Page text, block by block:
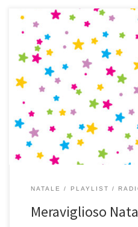
In tanti anni di playlist natalizie
compongo una tutta di musica
caso, partendo da un brano al
dal titolo Natale in campagna ed
precisa idea in mente fino […]
NATALE PLAYLIST
Meraviglioso